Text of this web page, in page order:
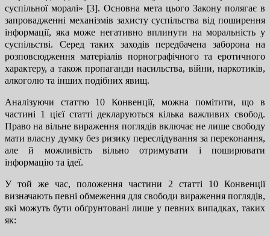
суспільної моралі» [3]. Основна мета цього Закону полягає в
запровадженні механізмів захисту суспільства від поширення
інформації, яка може негативно вплинути на моральність у
суспільстві. Серед таких заходів передбачена заборона на
розповсюдження матеріалів порнографічного та еротичного
характеру, а також пропаганди насильства, війни, наркотиків,
алкоголю та інших подібних явищ.
Аналізуючи статтю 10 Конвенції, можна помітити, що в
частині 1 цієї статті декларуються кілька важливих свобод.
Право на вільне вираження поглядів включає не лише свободу
мати власну думку без ризику переслідування за переконання,
але й можливість вільно отримувати і поширювати
інформацію та ідеї.
У той же час, положення частини 2 статті 10 Конвенції
визначають певні обмеження для свободи вираження поглядів,
які можуть бути обґрунтовані лише у певних випадках, таких
як: